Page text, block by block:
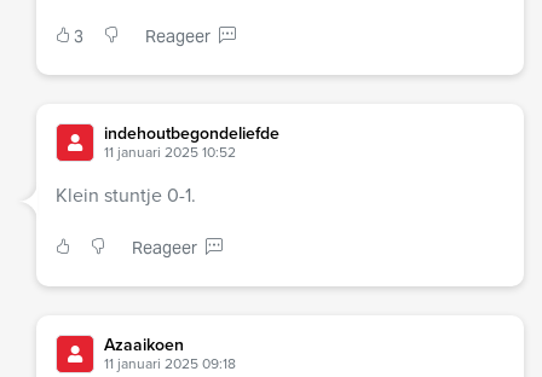
3 Reageer
indehoutbegondeliefde
11 januari 2025 10:52
Klein stuntje 0-1.
Reageer
Azaaikoen
11 januari 2025 09:18